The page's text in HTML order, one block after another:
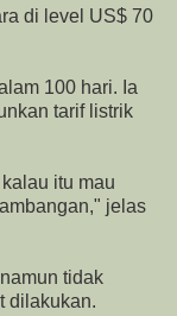
di level US$ 70
100 hari. Ia
tarif listrik
itu mau
jelas
tidak
dilakukan.